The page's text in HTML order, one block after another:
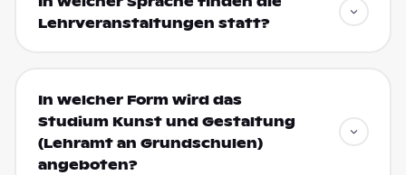
Lehrveranstaltungen statt?
In welcher Form wird das
Studium Kunst und Gestaltung
(Lehramt an Grundschulen)
angeboten?